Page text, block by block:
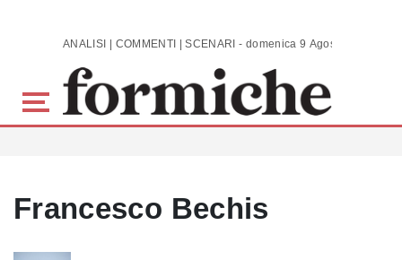
Skip to main content ANALISI | COMMENTI | SCENARI - domenica 9 Agosto 2026
Francesco Bechis